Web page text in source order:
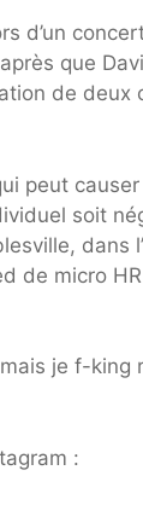
d’un
que
de
peut
soit
dans
de micro
je f-king
: